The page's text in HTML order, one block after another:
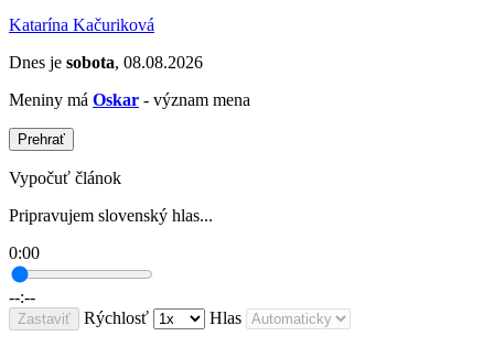
Katarína Kačuriková
Dnes je sobota, 08.08.2026
Meniny má Oskar - význam mena
Prehrať
Vypočuť článok
Pripravujem slovenský hlas...
0:00
--:--
Zastaviť Rýchlosť Hlas